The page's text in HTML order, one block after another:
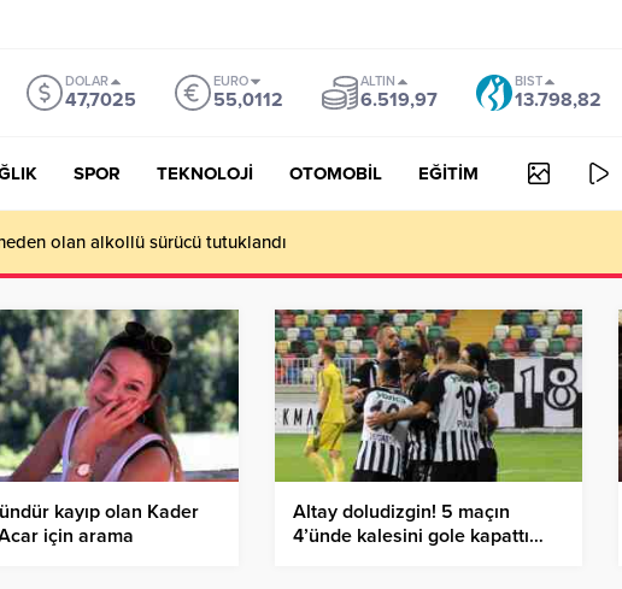
DOLAR
47,7025
EURO
55,0112
ALTIN
6.519,97
BIST
13.798,82
SPOR TEKNOLOJİ OTOMOBİL EĞİTİM
olan alkollü sürücü tutuklandı
kayıp olan Kader
için arama
Altay doludizgin! 5 maçın
4’ünde kalesini gole kapattı…